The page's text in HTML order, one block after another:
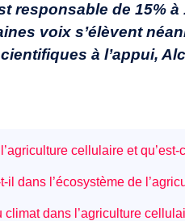
responsable de 15%
voix s’élèvent
à l’appui,
cellulaire et
il dans l’écosystème de
climat dans l’agriculture